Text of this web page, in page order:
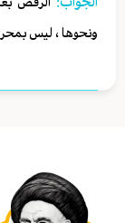
ونحوها ، ليس